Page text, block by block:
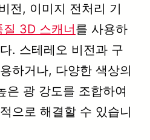
전, 이미지 전처리 기
질 3D 스캐너를 사용하
. 스테레오 비전과 구
하거나, 다양한 색상의
은 광 강도를 조합하여
으로 해결할 수 있습니